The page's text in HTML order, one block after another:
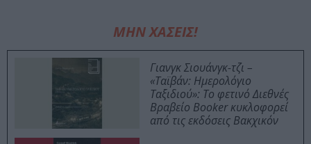
ΜΗΝ ΧΑΣΕΙΣ!
Γιανγκ Σιουάνγκ-τζι –
«Ταϊβάν: Ημερολόγιο
Ταξιδιού»: Το φετινό Διεθνές
Βραβείο Booker κυκλοφορεί
από τις εκδόσεις Βακχικόν